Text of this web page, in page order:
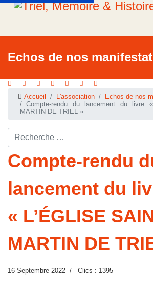
Echos de nos
Accueil L'association
Echos de nos
Compte-rendu du lancement du livre
MARTIN DE TRIEL »
Rechercher ...
Compte-rendu
lancement du
« L’ÉGLISE
MARTIN DE
16 Septembre 2022 Clics : 1395